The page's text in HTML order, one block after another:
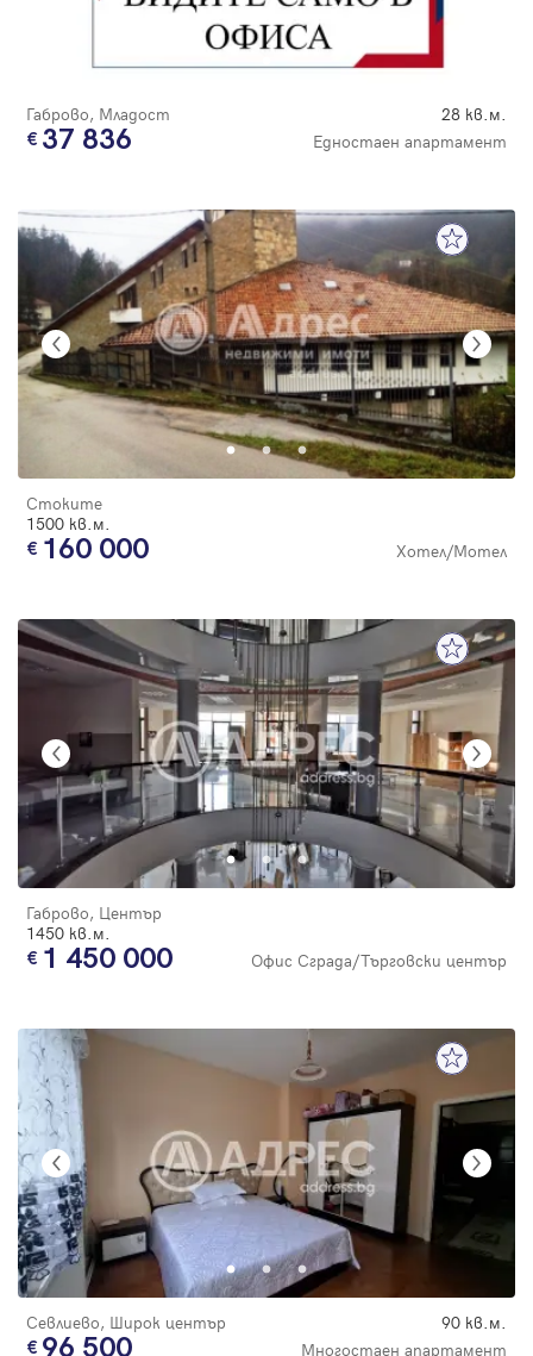
Габрово, Младост 28 кв.м.
37 836 Едностаен апартамент
Стоките
1500 кв.м.
160 000 Хотел/Мотел
Габрово, Център
1450 кв.м.
1 450 000 Офис Сграда/Търговски център
Севлиево, Широк център 90 кв.м.
96 500 Многостаен апартамент